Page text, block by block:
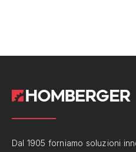
Dal 1905 forniamo soluzioni